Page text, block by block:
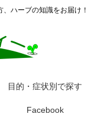
ハーブの知識をお届け！
目的・症状別で探す
Facebook